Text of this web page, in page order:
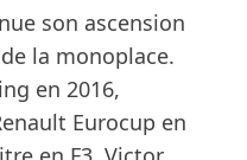
son ascension
la monoplace.
en 2016,
Eurocup en